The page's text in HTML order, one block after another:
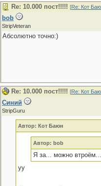
Re: 10.000 пост!!!!! [Re: Кот
bob
StripVeteran
Абсолютно точно:)
Re: 10.000 пост!!!!! [Re: Кот
Синий
StripGuru
Автор: Кот Баюн
Автор: bob
Я за... можно
уу